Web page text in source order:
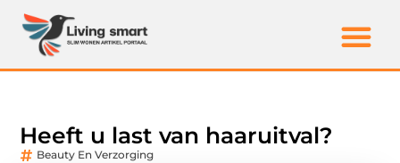
Heeft u last van haaruitval?
Beauty En Verzorging